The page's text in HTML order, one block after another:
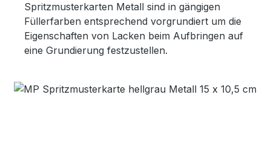
Spritzmusterkarten Metall sind in gängigen
Füllerfarben entsprechend vorgrundiert um die
Eigenschaften von Lacken beim Aufbringen auf
eine Grundierung festzustellen.
Bildergalerie überspringen